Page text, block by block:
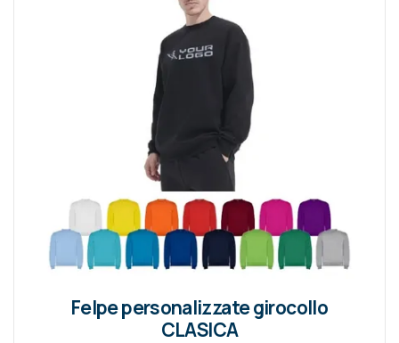
Felpe personalizzate girocollo
CLASICA